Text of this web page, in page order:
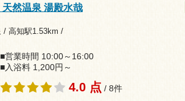
然温泉 湯殿水哉
/ 高知駅1.53km /
■営業時間 10:00～16:00
■入浴料 1,200円～
4.0 点 / 8件